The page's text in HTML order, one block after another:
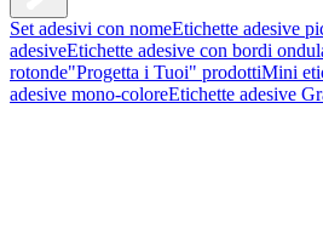
Set adesivi con nomeEtichette adesive
adesiveEtichette adesive con bordi
rotonde"Progetta i Tuoi" prodottiMini
adesive mono-coloreEtichette adesive